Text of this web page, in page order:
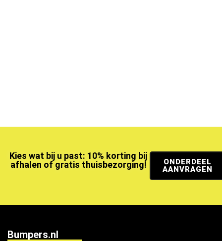
Kies wat bij u past: 10% korting bij
afhalen of gratis thuisbezorging!
ONDERDEEL
AANVRAGEN
Bumpers.nl